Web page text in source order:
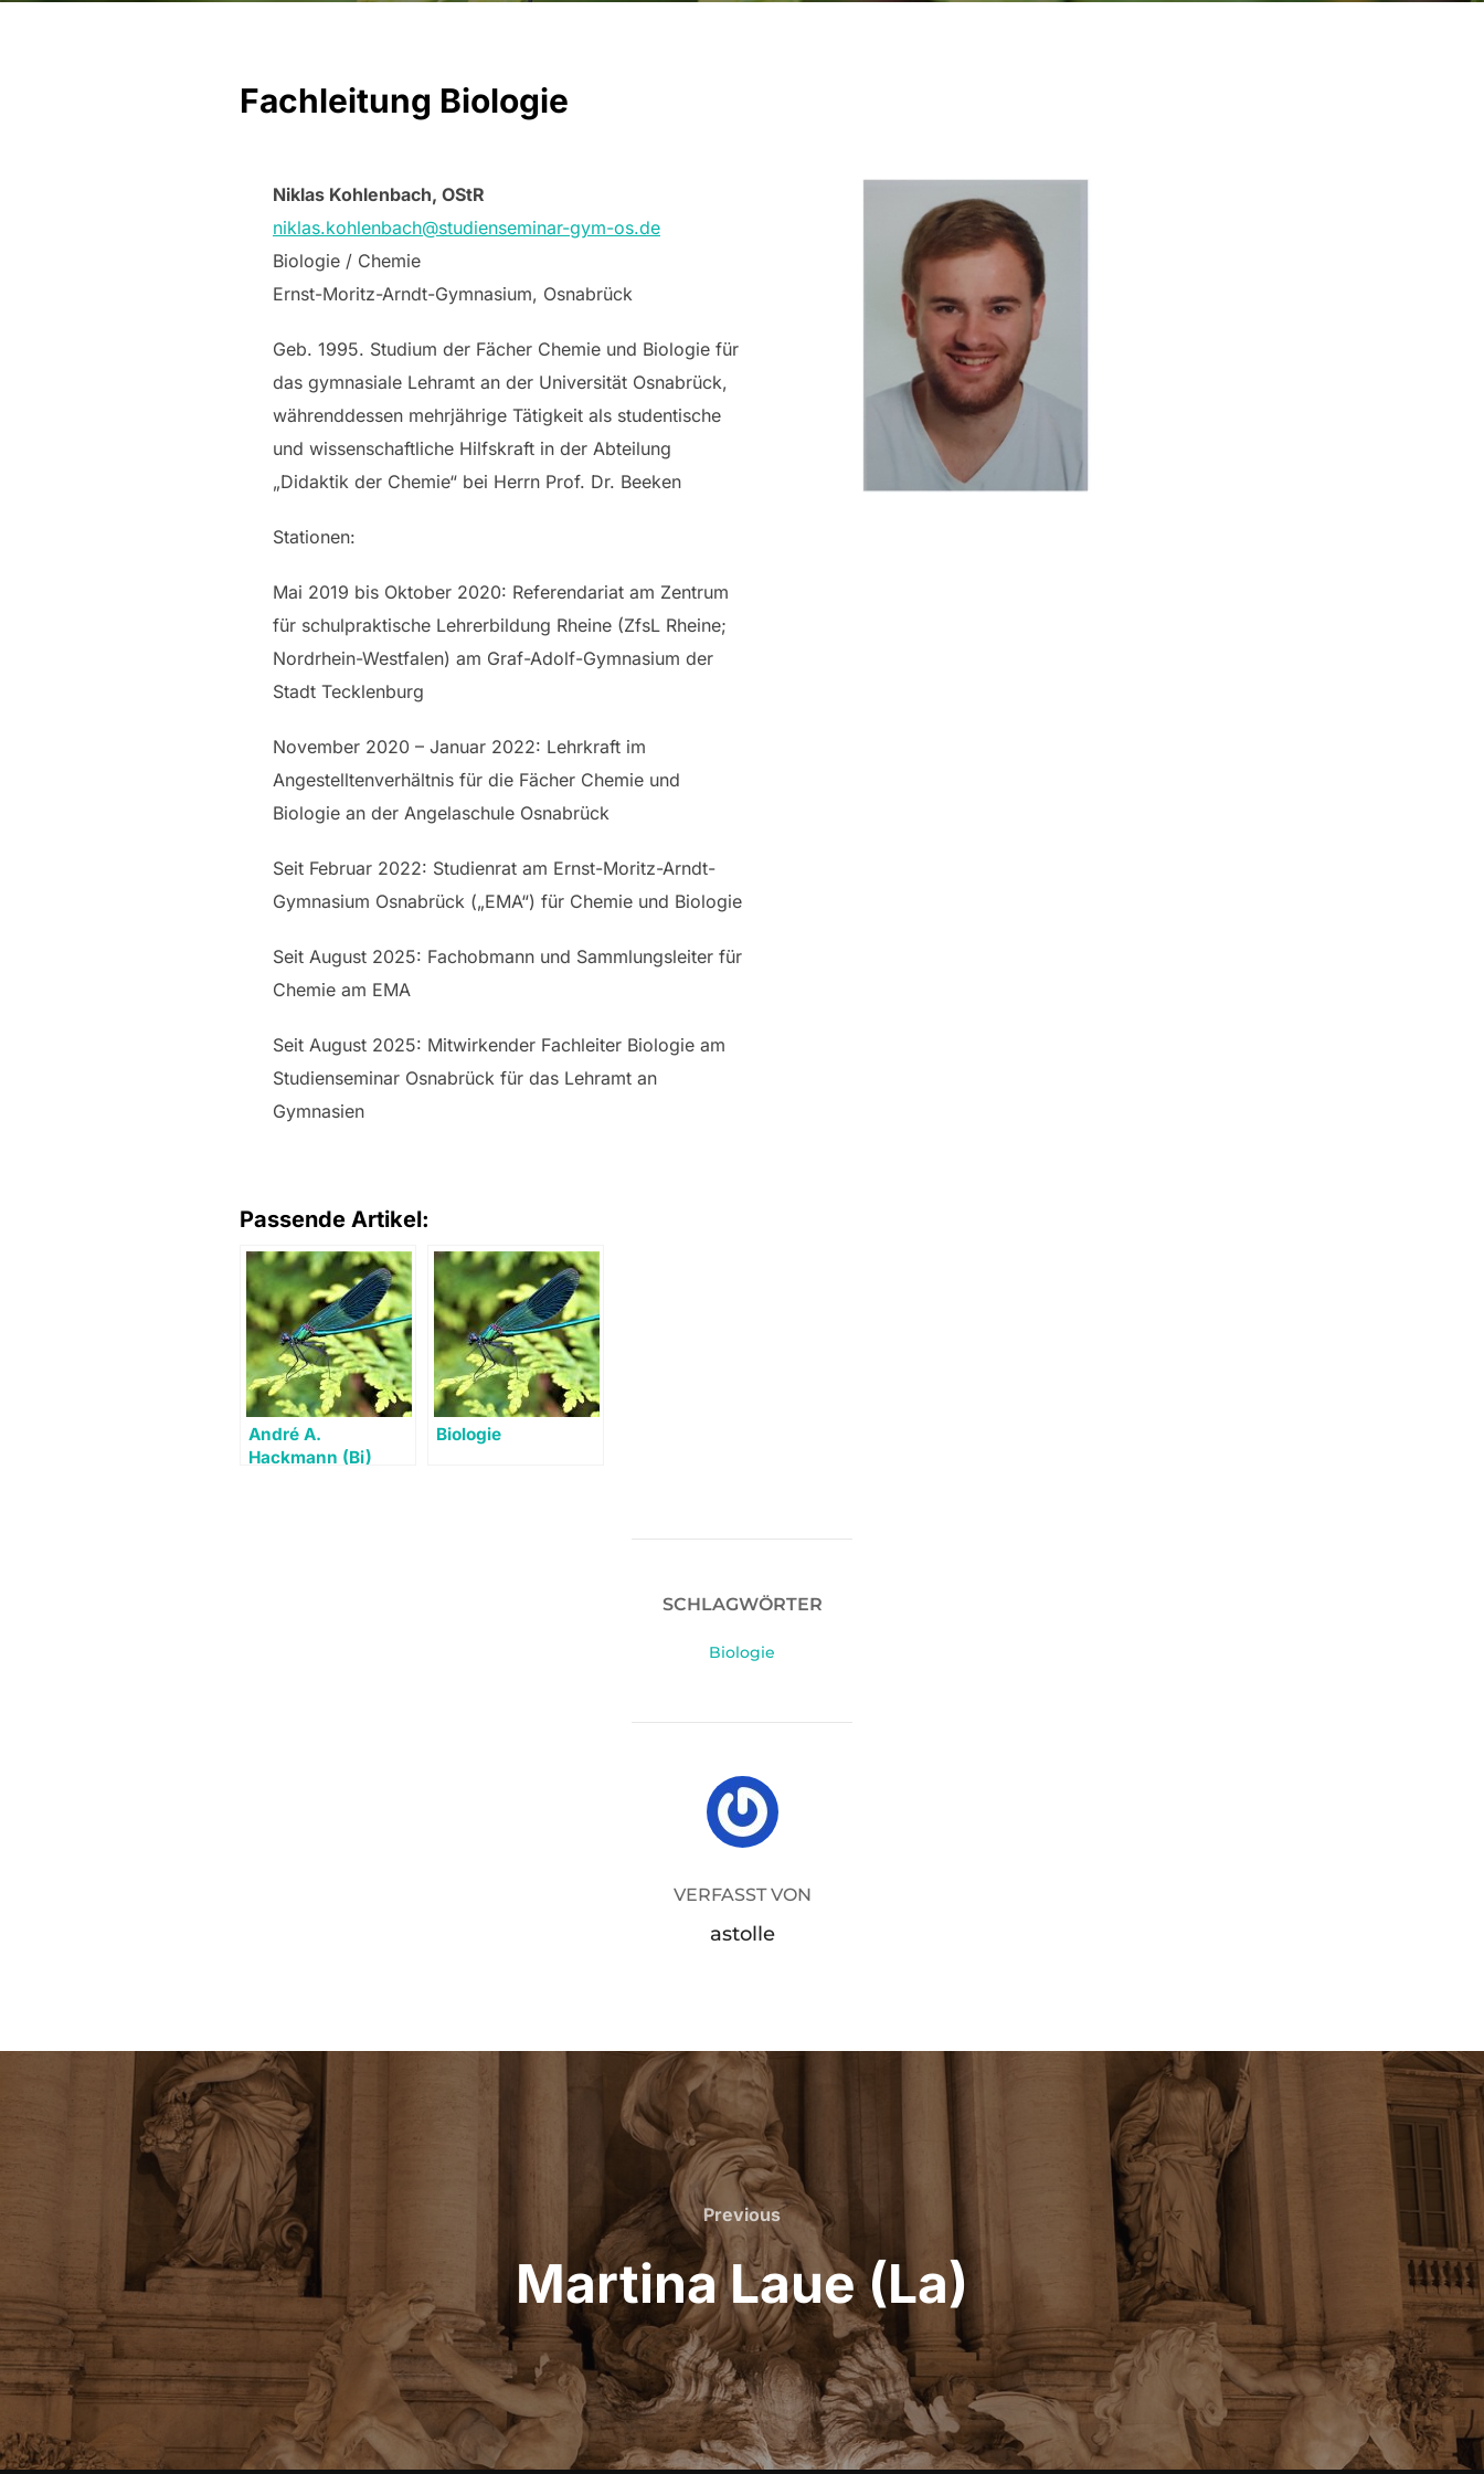
Fachleitung Biologie
Niklas Kohlenbach, OStR
niklas.kohlenbach@studienseminar-gym-os.de
Biologie / Chemie
Ernst-Moritz-Arndt-Gymnasium, Osnabrück
Geb. 1995. Studium der Fächer Chemie und Biologie für
das gymnasiale Lehramt an der Universität Osnabrück,
währenddessen mehrjährige Tätigkeit als studentische
und wissenschaftliche Hilfskraft in der Abteilung
„Didaktik der Chemie“ bei Herrn Prof. Dr. Beeken
Stationen:
Mai 2019 bis Oktober 2020: Referendariat am Zentrum
für schulpraktische Lehrerbildung Rheine (ZfsL Rheine;
Nordrhein-Westfalen) am Graf-Adolf-Gymnasium der
Stadt Tecklenburg
November 2020 – Januar 2022: Lehrkraft im
Angestelltenverhältnis für die Fächer Chemie und
Biologie an der Angelaschule Osnabrück
Seit Februar 2022: Studienrat am Ernst-Moritz-Arndt-
Gymnasium Osnabrück („EMA“) für Chemie und Biologie
Seit August 2025: Fachobmann und Sammlungsleiter für
Chemie am EMA
Seit August 2025: Mitwirkender Fachleiter Biologie am
Studienseminar Osnabrück für das Lehramt an
Gymnasien
Passende Artikel:
André A.
Hackmann (Bi)
Biologie
SCHLAGWÖRTER
Biologie
BEITRAGSAUTOR
VERFASST VON
astolle
Beitragsnavigation
Previous
Previous
Martina Laue (La)